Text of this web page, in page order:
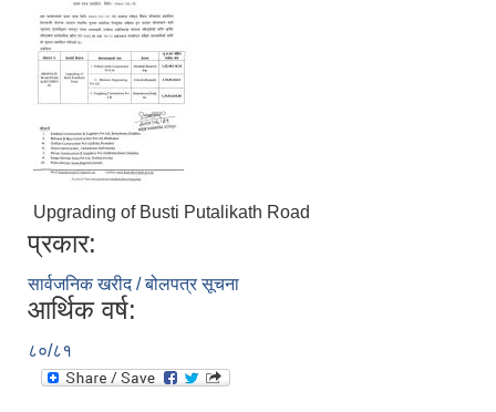
Upgrading of Busti Putalikath Road
प्रकार:
सार्वजनिक खरीद / बोलपत्र सूचना
आर्थिक वर्ष:
८०/८१